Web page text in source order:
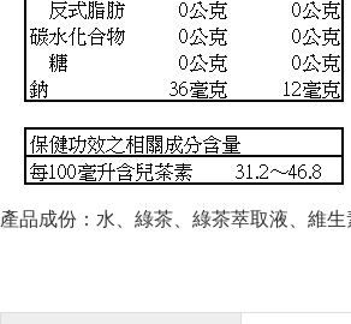
產品成份：水、綠茶、綠茶萃取液、維